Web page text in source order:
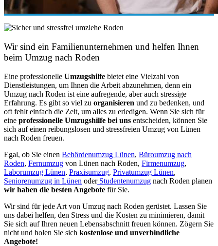
Wir sind ein Familienunternehmen und helfen Ihnen
beim Umzug nach Roden
Eine professionelle Umzugshilfe bietet eine Vielzahl von
Dienstleistungen, um Ihnen die Arbeit abzunehmen, denn ein
Umzug nach Roden ist eine aufregende, aber auch stressige
Erfahrung. Es gibt so viel zu organisieren und zu bedenken, und
oft fehlt einfach die Zeit, um alles zu erledigen. Wenn Sie sich für
eine professionelle Umzugshilfe bei uns entscheiden, können Sie
sich auf einen reibungslosen und stressfreien Umzug von Lünen
nach Roden freuen.
Egal, ob Sie einen Behördenumzug Lünen, Büroumzug nach
Roden, Fernumzug von Lünen nach Roden, Firmenumzug,
Laborumzug Lünen, Praxisumzug, Privatumzug Lünen,
Seniorenumzug in Lünen oderStudentenumzug nach Roden planen
wir haben die besten Angebote für Sie.
Wir sind für jede Art von Umzug nach Roden gerüstet. Lassen Sie
uns dabei helfen, den Stress und die Kosten zu minimieren, damit
Sie sich auf Ihren neuen Lebensabschnitt freuen können. Zögern Sie
nicht und holen Sie sich kostenlose und unverbindliche
Angebote!